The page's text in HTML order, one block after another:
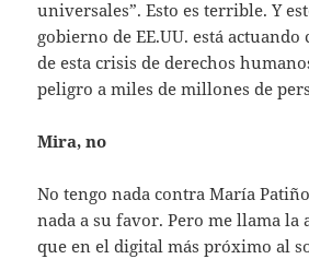
universales”. Esto es terrible. Y
gobierno de EE.UU. está
de esta crisis de derechos
peligro a miles de millones de
Mira, no
No tengo nada contra María
nada a su favor. Pero me llama la
que en el digital más próximo al